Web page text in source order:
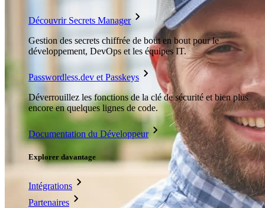
Découvrir Secrets Manager
Gestion des secrets chiffrée de bout en bout pour le
développement, DevOps et les équipes IT.
Passwordless.dev et Passkeys
Déverrouillez les fonctions de la clé de sécurité et bien plus
encore en quelques lignes de code.
Documentation du Développeur
Explorer davantage
Intégrations
Partenaires